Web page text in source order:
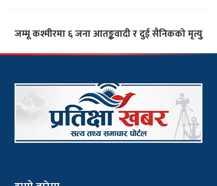
जम्मू कश्मीरमा ६ जना आतङ्कवादी र दुई सैनिकको मृत्युु